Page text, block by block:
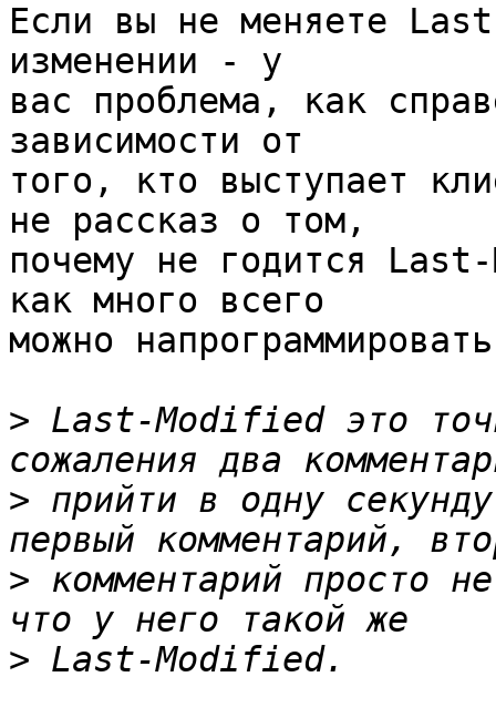
Если вы не меняете
изменении - у
вас проблема, как
зависимости от
того, кто выступает
не рассказ о том,
почему не годится
как много всего
можно
> Last-Modified это
> прийти в одну
> комментарий просто
>